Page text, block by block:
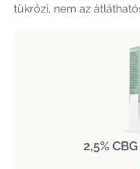
tükrözi, nem az
2,5%